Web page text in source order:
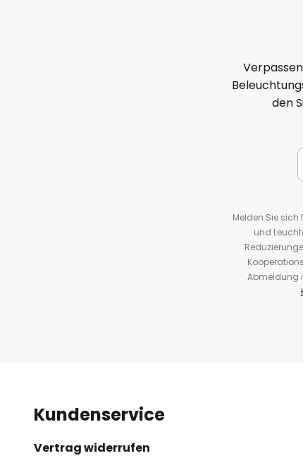
den
Melden Sie
und
Abmeldung
Kundenservice
Vertrag widerrufen